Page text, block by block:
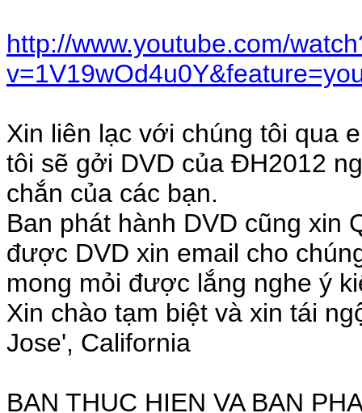
http://www.youtube.com/
Xin liên lạc với chúng tôi qua
tôi sẽ gởi DVD của ĐH2012
chắn của các bạn.
Ban phát hành DVD cũng xin
được DVD xin email cho
mong mỏi được lắng nghe ý
Xin chào tạm biệt và xin tái
Jose', California
BAN THUC HIEN VA BAN